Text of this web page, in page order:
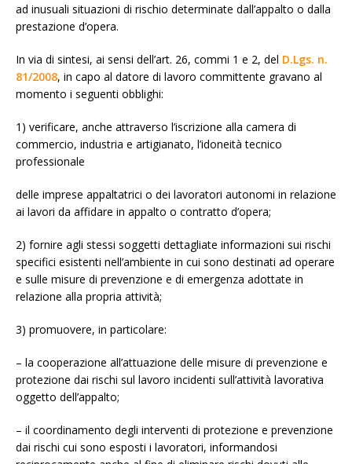
ad inusuali situazioni di rischio determinate dall’appalto o dalla
prestazione d’opera.
In via di sintesi, ai sensi dell’art. 26, commi 1 e 2, del D.Lgs. n.
81/2008, in capo al datore di lavoro committente gravano al
momento i seguenti obblighi:
1) verificare, anche attraverso l’iscrizione alla camera di
commercio, industria e artigianato, l’idoneità tecnico
professionale
delle imprese appaltatrici o dei lavoratori autonomi in relazione
ai lavori da affidare in appalto o contratto d’opera;
2) fornire agli stessi soggetti dettagliate informazioni sui rischi
specifici esistenti nell’ambiente in cui sono destinati ad operare
e sulle misure di prevenzione e di emergenza adottate in
relazione alla propria attività;
3) promuovere, in particolare:
– la cooperazione all’attuazione delle misure di prevenzione e
protezione dai rischi sul lavoro incidenti sull’attività lavorativa
oggetto dell’appalto;
– il coordinamento degli interventi di protezione e prevenzione
dai rischi cui sono esposti i lavoratori, informandosi